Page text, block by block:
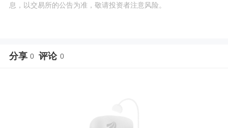
息，以交易所的公告为准，敬请投资者注意风险。
分享 0 评论 0